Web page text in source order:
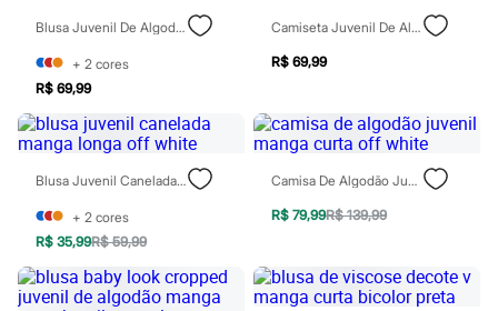
4 a 12 anos
Roupas menino
0 a 24 meses
4 a 12 anos
10 a 16 anos
Recém-nascido
Bolsas e Mochilas
Chapéus
Calçados
Botas
Chinelos
Pantufas
Blusa Juvenil De Algodão Com Bojo Manga Longa Marrom
+ 2 cores
R$ 69,99
Camiseta Juvenil De Algodão Manga Curta Brasil Off White
R$ 69,99
Blusa Juvenil Canelada Manga Longa Off White
+ 2 cores
R$ 35,99R$ 59,99
Camisa De Algodão Juvenil Manga Curta Off White
R$ 79,99R$ 139,99